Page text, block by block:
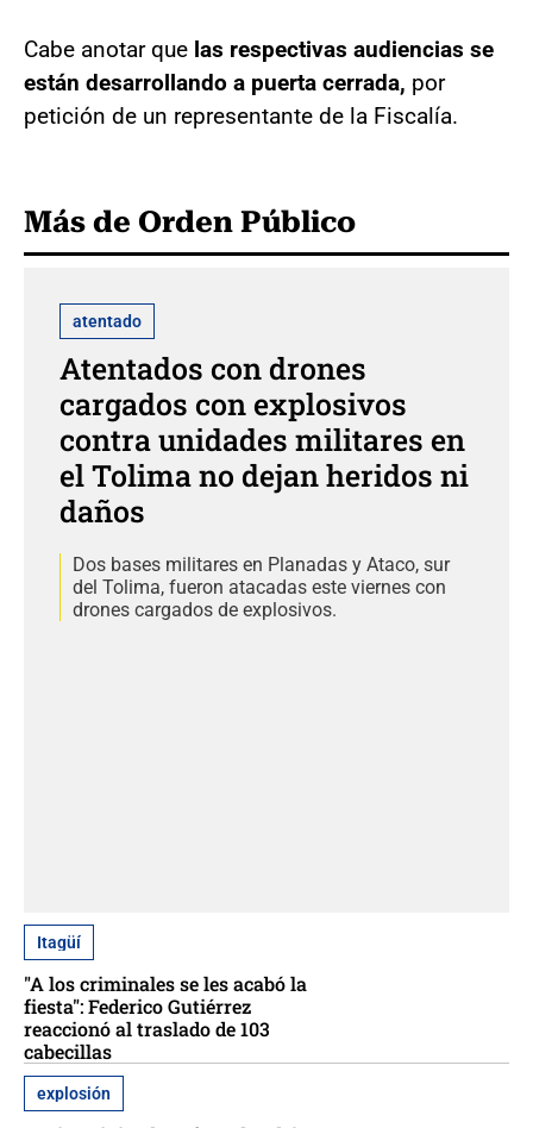
Cabe anotar que las respectivas audiencias se
están desarrollando a puerta cerrada, por
petición de un representante de la Fiscalía.
Más de Orden Público
atentado
Atentados con drones
cargados con explosivos
contra unidades militares en
el Tolima no dejan heridos ni
daños
Dos bases militares en Planadas y Ataco, sur
del Tolima, fueron atacadas este viernes con
drones cargados de explosivos.
Itagüí
"A los criminales se les acabó la
fiesta": Federico Gutiérrez
reaccionó al traslado de 103
cabecillas
explosión